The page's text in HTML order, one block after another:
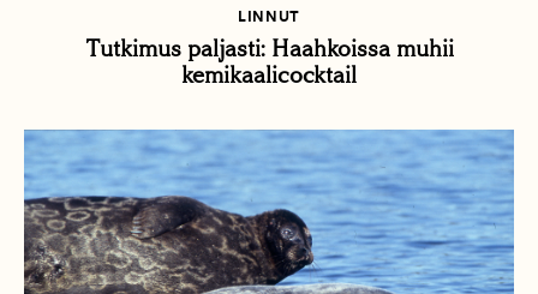
LINNUT
Tutkimus paljasti: Haahkoissa muhii
kemikaalicocktail